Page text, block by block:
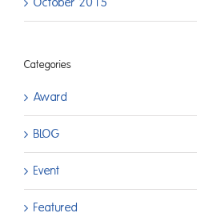
Categories
Award
BLOG
Event
Featured